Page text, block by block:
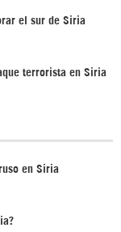
el sur de Siria
terrorista en Siria
en Siria